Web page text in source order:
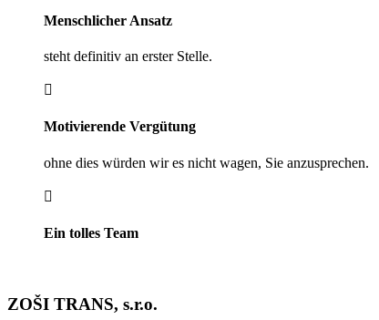
Menschlicher Ansatz
steht definitiv an erster Stelle.

Motivierende Vergütung
ohne dies würden wir es nicht wagen, Sie anzusprechen.

Ein tolles Team
ZOŠI TRANS, s.r.o.